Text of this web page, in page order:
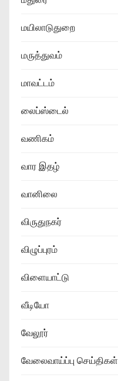
மயிலாடுதுறை
மருத்துவம்
மாவட்டம்
லைப்ஸ்டைல்
வணிகம்
வார இதழ்
வானிலை
விருதுநகர்
விழுப்புரம்
விளையாட்டு
வீடியோ
வேலூர்
வேலைவாய்ப்பு செய்திகள்